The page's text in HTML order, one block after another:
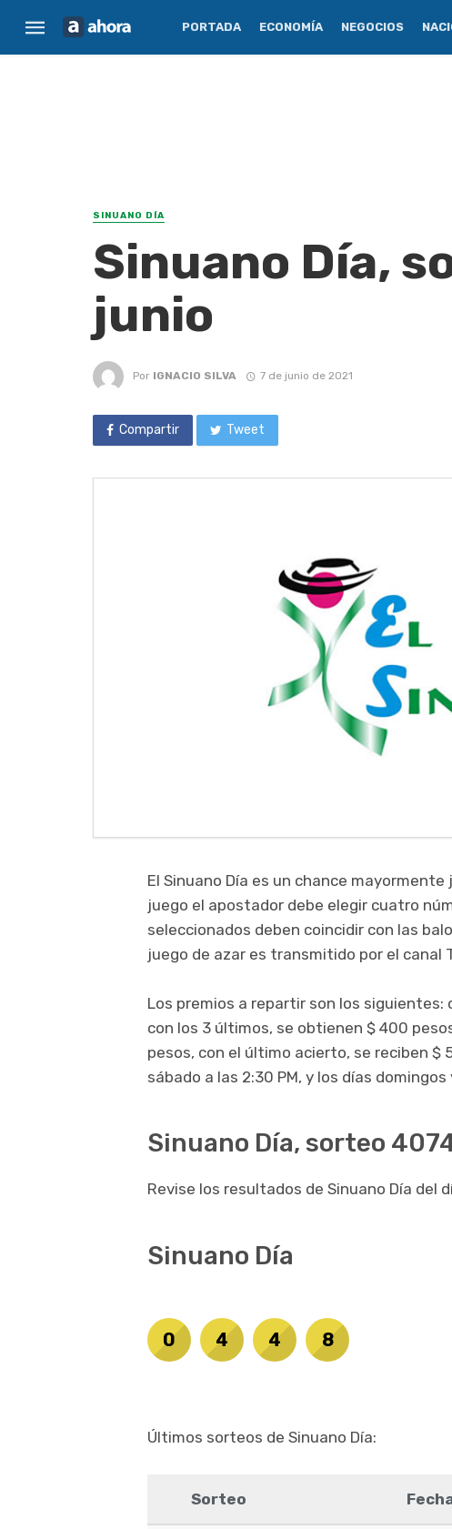
PORTADA ECONOMÍA NEGOCIOS
SINUANO DÍA
Sinuano Día,
junio
Por IGNACIO SILVA 7 de junio de 2021
Compartir Tweet
El Sinuano Día es un chance
juego el apostador debe elegir cuatro
seleccionados deben coincidir con las
juego de azar es transmitido por el canal
Los premios a repartir son los
con los 3 últimos, se obtienen $ 400
pesos, con el último acierto, se reciben $
sábado a las 2:30 PM, y los días
Sinuano Día, sorteo
Revise los resultados de Sinuano Día del
Sinuano Día
0 4 4 8
Últimos sorteos de Sinuano Día:
Sorteo